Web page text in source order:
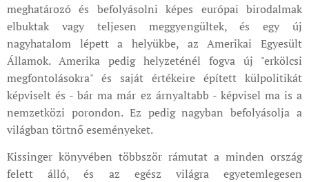
meghatározó és befolyásolni képes európai birodalmak
elbuktak vagy teljesen meggyengültek, és egy új
nagyhatalom lépett a helyükbe, az Amerikai Egyesült
Államok. Amerika pedig helyzeténél fogva új "erkölcsi
megfontolásokra" és saját értékeire épített külpolitikát
képviselt és - bár ma már ez árnyaltabb - képvisel ma is a
nemzetközi porondon. Ez pedig nagyban befolyásolja a
világban törtnő eseményeket.
Kissinger könyvében többször rámutat a minden ország
felett álló, és az egész világra egyetemlegesen